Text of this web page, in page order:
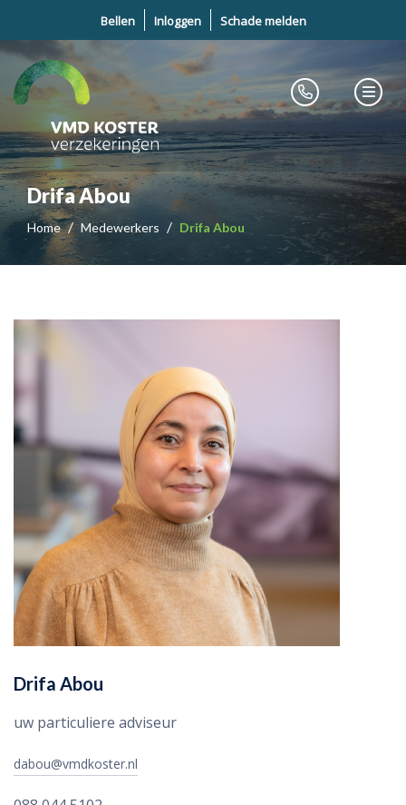
Bellen Inloggen Schade melden
Drifa Abou
Home Medewerkers Drifa Abou
Drifa Abou
uw particuliere adviseur
dabou@vmdkoster.nl